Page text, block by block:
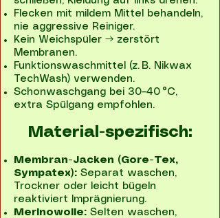
Flecken mit mildem Mittel behandeln,
nie aggressive Reiniger.
Kein Weichspüler → zerstört
Membranen.
Funktionswaschmittel (z. B. Nikwax
TechWash) verwenden.
Schonwaschgang bei 30–40 °C,
extra Spülgang empfohlen.
Material-spezifisch:
Membran-Jacken (Gore-Tex,
Sympatex): Separat waschen,
Trockner oder leicht bügeln
reaktiviert Imprägnierung.
Merinowolle: Selten waschen,